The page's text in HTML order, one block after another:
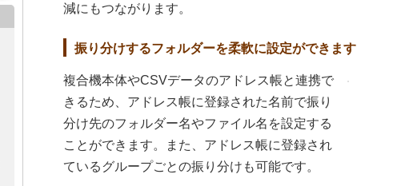
減にもつながります。
振り分けするフォルダーを柔軟に設定ができます
複合機本体やCSVデータのアドレス帳と連携で
きるため、アドレス帳に登録された名前で振り
分け先のフォルダー名やファイル名を設定する
ことができます。また、アドレス帳に登録され
ているグループごとの振り分けも可能です。